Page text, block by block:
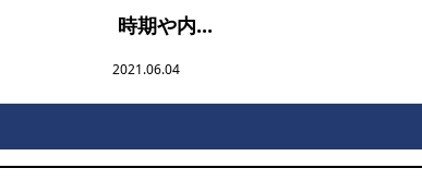
時期や内...
2021.06.04